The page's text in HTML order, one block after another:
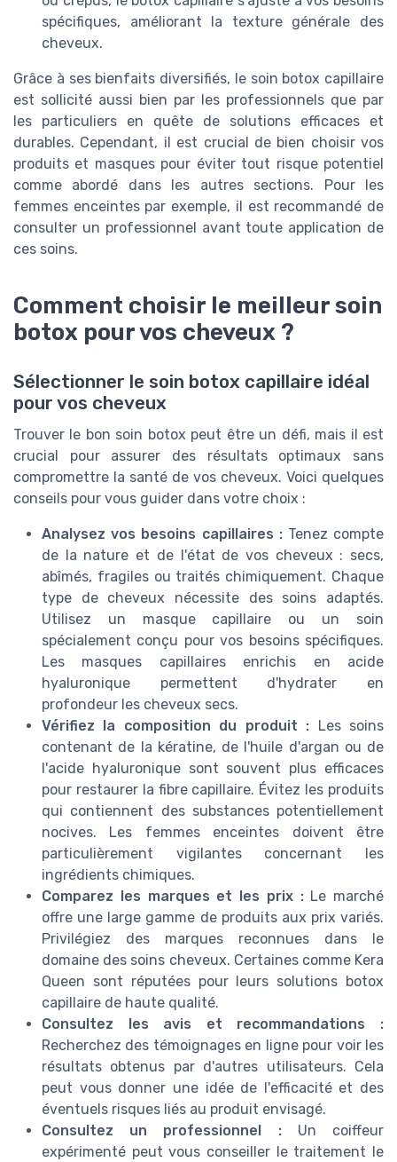
spécifiques, améliorant la texture générale des
cheveux.
Grâce à ses bienfaits diversifiés, le soin botox capillaire
est sollicité aussi bien par les professionnels que par
les particuliers en quête de solutions efficaces et
durables. Cependant, il est crucial de bien choisir vos
produits et masques pour éviter tout risque potentiel
comme abordé dans les autres sections. Pour les
femmes enceintes par exemple, il est recommandé de
consulter un professionnel avant toute application de
ces soins.
Comment choisir le meilleur soin
botox pour vos cheveux ?
Sélectionner le soin botox capillaire idéal
pour vos cheveux
Trouver le bon soin botox peut être un défi, mais il est
crucial pour assurer des résultats optimaux sans
compromettre la santé de vos cheveux. Voici quelques
conseils pour vous guider dans votre choix :
Analysez vos besoins capillaires :Tenez compte
de la nature et de l'état de vos cheveux : secs,
abîmés, fragiles ou traités chimiquement. Chaque
type de cheveux nécessite des soins adaptés.
Utilisez un masque capillaire ou un soin
spécialement conçu pour vos besoins spécifiques.
Les masques capillaires enrichis en acide
hyaluronique permettent d'hydrater en
profondeur les cheveux secs.
Vérifiez la composition du produit : Les soins
contenant de la kératine, de l'huile d'argan ou de
l'acide hyaluronique sont souvent plus efficaces
pour restaurer la fibre capillaire. Évitez les produits
qui contiennent des substances potentiellement
nocives. Les femmes enceintes doivent être
particulièrement vigilantes concernant les
ingrédients chimiques.
Comparez les marques et les prix :Le marché
offre une large gamme de produits aux prix variés.
Privilégiez des marques reconnues dans le
domaine des soins cheveux. Certaines comme Kera
Queen sont réputées pour leurs solutions botox
capillaire de haute qualité.
Consultez les avis et recommandations :
Recherchez des témoignages en ligne pour voir les
résultats obtenus par d'autres utilisateurs. Cela
peut vous donner une idée de l'efficacité et des
éventuels risques liés au produit envisagé.
Consultez un professionnel :Un coiffeur
expérimenté peut vous conseiller le traitement le